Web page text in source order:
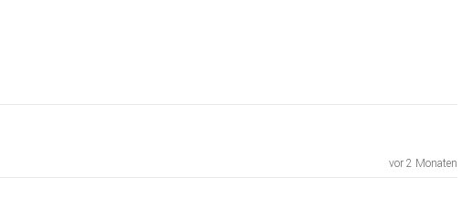
vor 2 Monaten